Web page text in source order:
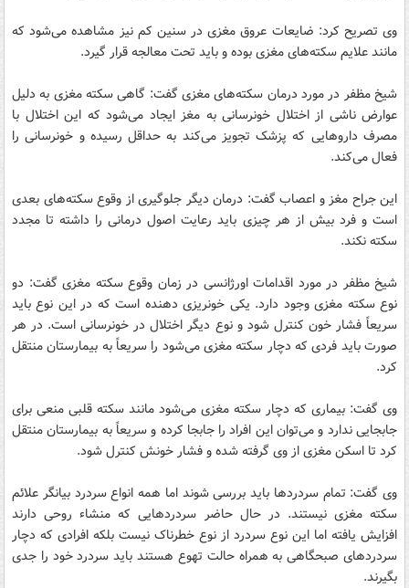
وی تصریح کرد: ضایعات عروق مغزی در سنین کم نیز مشاهده می‌شود که
مانند علایم سکته‌های مغزی بوده و باید تحت معالجه قرار گیرد.
شیخ مظفر در مورد درمان سکته‌های مغزی گفت: گاهی سکته مغزی به دلیل
عوارض ناشی از اختلال خونرسانی به مغز ایجاد می‌شود که این اختلال با
مصرف داروهایی که پزشک تجویز می‌کند به حداقل رسیده و خونرسانی را
فعال می‌کند.
این جراح مغز و اعصاب گفت: درمان دیگر جلوگیری از وقوع سکته‌های بعدی
است و فرد بیش از هر چیزی باید رعایت اصول درمانی را داشته تا مجدد
سکته نکند.
شیخ مظفر در مورد اقدامات اورژانسی در زمان وقوع سکته مغزی گفت: دو
نوع سکته مغزی وجود دارد. یکی خونریزی‌ دهنده است که در این نوع باید
سریعاً فشار خون کنترل شود و نوع دیگر اختلال در خونرسانی است. در هر
صورت باید فردی که دچار سکته مغزی می‌شود را سریعاً به بیمارستان منتقل
کرد.
وی گفت: بیماری که دچار سکته مغزی می‌شود مانند سکته قلبی منعی برای
جابجایی ندارد و می‌توان این افراد را جابجا کرده و سریعاً به بیمارستان منتقل
کرد تا اسکن مغزی از وی گرفته شده و فشار خونش کنترل شود.
وی گفت: تمام سردرد‌ها باید بررسی شوند اما همه انواع سردرد بیانگر علائم
سکته مغزی نیستند. در حال حاضر سردردهایی که منشاء روحی دارند
افزایش یافته اما این نوع سردرد از نوع خطرناک نیست بلکه افرادی که دچار
سردردهای صبحگاهی به همراه حالت تهوع هستند باید سردرد خود را جدی
بگیرند.